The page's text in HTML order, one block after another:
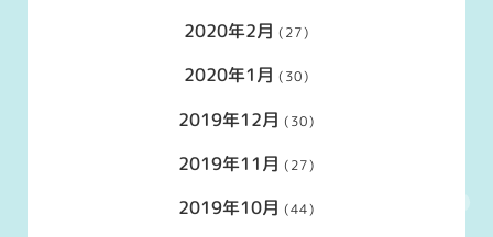
2020年2月 (27)
2020年1月 (30)
2019年12月 (30)
2019年11月 (27)
2019年10月 (44)